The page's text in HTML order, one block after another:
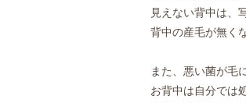
見えない背中は、
背中の産毛が無く
また、悪い菌が毛
お背中は自分では